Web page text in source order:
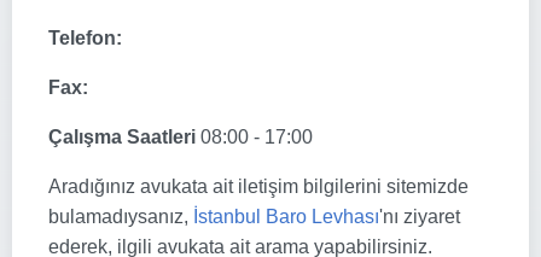
Telefon:
Fax:
Çalışma Saatleri 08:00 - 17:00
Aradığınız avukata ait iletişim bilgilerini sitemizde
bulamadıysanız, İstanbul Baro Levhası'nı ziyaret
ederek, ilgili avukata ait arama yapabilirsiniz.